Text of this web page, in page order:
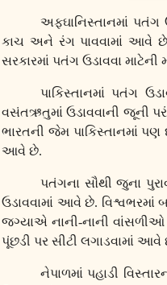
અફઘાનિસ્તાનમાં
કાચ અને રંગ પાવવામાં આવે
સરકારમાં પતંગ ઉડાવવા
પાકિસ્તાનમાં પતંગ
વસંતઋતુમાં ઉડાવવાની જૂની
ભારતની જેમ પાકિસ્તાનમાં
આવે છે.
પતંગના સૌથી જુના
ઉડાવવામાં આવે છે. વિશ્વભરમાં
જગ્યાએ નાની-નાની
પૂંછડી પર સીટી લગાડવામાં
નેપાળમાં પહાડી